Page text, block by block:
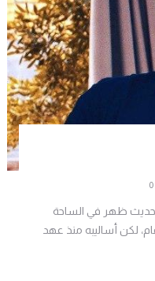
0
حديث ظهر في الساحة
لكن أساليبه منذ عهد